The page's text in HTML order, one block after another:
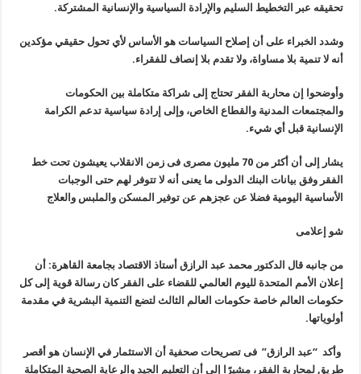
تحقيقه عبر التخطيط السليم والإرادة السياسية والإنسانية المشتركة.
وشدد الخبراء على أن إصلاح السياسات هو الأساس لأي تحول حقيقي مؤكدين
أنه لا تنمية بلا مساواة، ولا تقدم بلا إنصاف للفقراء.
وأوضحوا إن محاربة الفقر تحتاج إلى شراكة متكاملة بين الحكومات
والمجتمعات المدنية والقطاع الخاص، وإلى إرادة سياسية تدعم الكرامة
الإنسانية قبل أي شيء.
يشار إلى أن أكثر من 70 مليون مصرى فى زمن الانقلاب يعيشون تحت خط
الفقر وفق بيانات البنك الدولى ما يعنى أنه لا تتوفر لهم حتى الوجبات
الأساسية اليومية فضلا عن عجزهم عن توفير المسكن والملبس والعلاج
شو إعلامى
من جانبه قال الدكتور محمد عبد الرازق أستاذ الاقتصاد بجامعة القاهرة: أن
إعلان الأمم المتحدة لليوم العالمي للقضاء على الفقر كان رسالة قوية إلى كل
حكومات العالم خاصة حكومات العالم الثالث لتضع التنمية البشرية في مقدمة
أولوياتها.
وأكد “عبد الرازق” فى تصريحات صحفية أن الاستثمار في الإنسان هو أقصر
طريق لمحاربة الفقر، مشيرًا إلى أن التعليم الجيد والرعاية الصحية المتكاملة